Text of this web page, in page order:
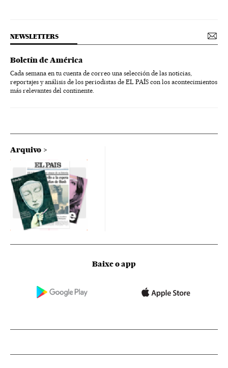
NEWSLETTERS
Boletín de América
Cada semana en tu cuenta de correo una selección de las noticias,
reportajes y análisis de los periodistas de EL PAÍS con los acontecimientos
más relevantes del continente.
Arquivo
Baixe o app